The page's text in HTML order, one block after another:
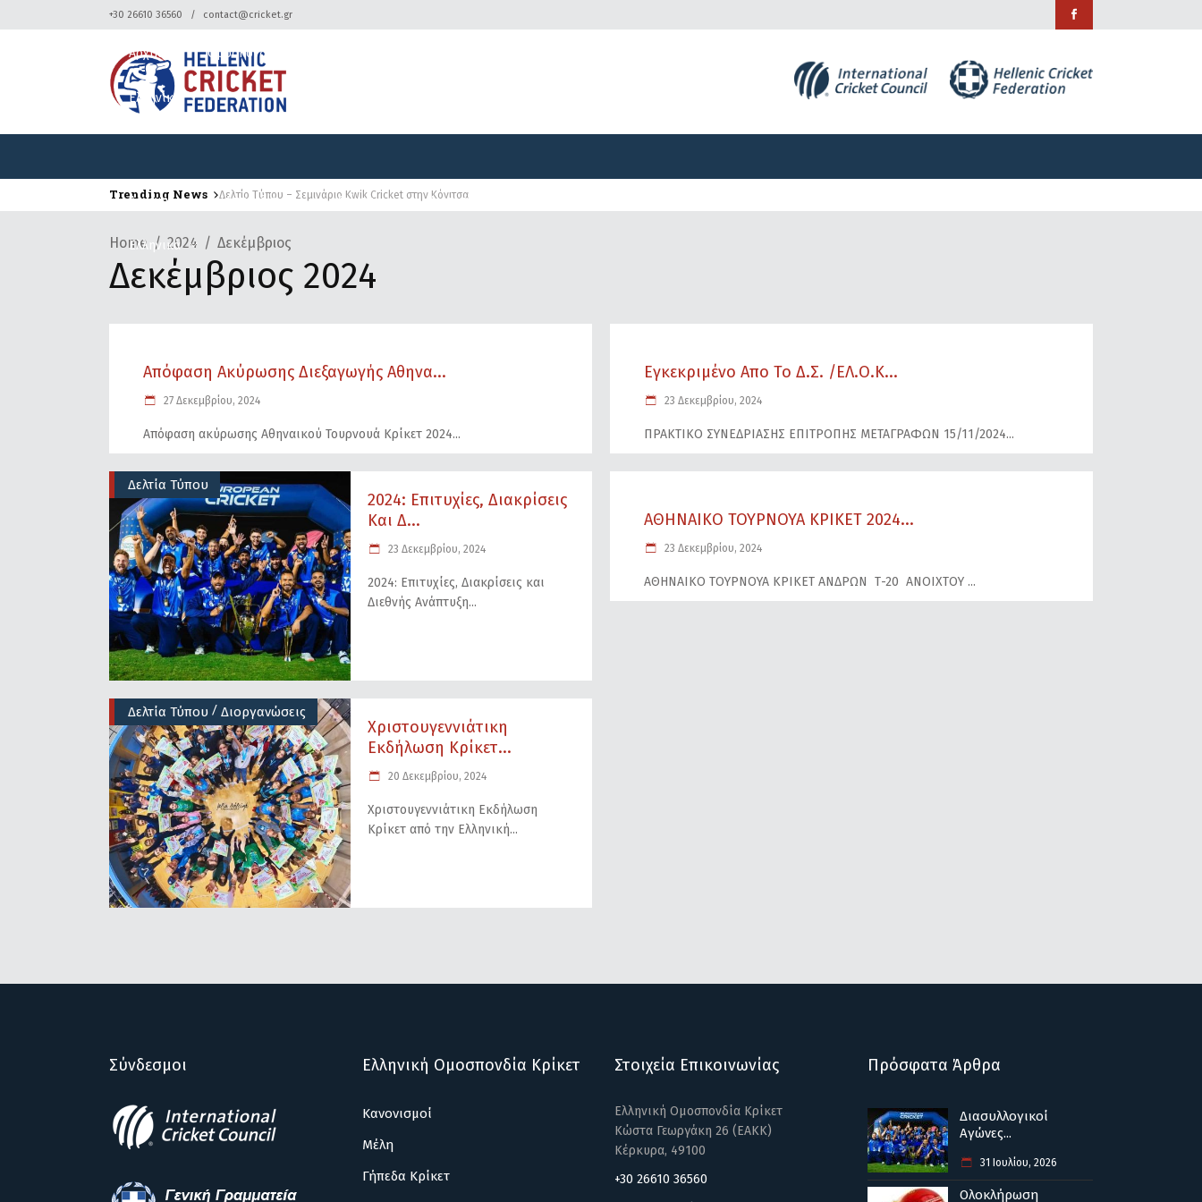
+30 26610 36560 contact@cricket.gr
Αρχική Ομοσπονδία Κρίκετ Διοργανώσεις
Ελληνικά
Αρχική Ομοσπονδία
Ελληνικά
Trending News Δελτίο Τύπου – Σεμινάριο Kwik Cricket στην Κόνιτσα
Home 2024 Δεκέμβριος
Δεκέμβριος 2024
Απόφαση Ακύρωσης Διεξαγωγής Αθηνα...
27 Δεκεμβρίου, 2024
Aπόφαση ακύρωσης Αθηναικού Τουρνουά Κρίκετ 2024
Εγκεκριμένο Απο Το Δ.Σ. /ΕΛ.Ο.Κ...
23 Δεκεμβρίου, 2024
ΠΡΑΚΤΙΚΟ ΣΥΝΕΔΡΙΑΣΗΣ ΕΠΙΤΡΟΠΗΣ ΜΕΤΑΓΡΑΦΩΝ 15/11/2024
Δελτία Τύπου
2024: Επιτυχίες, Διακρίσεις
Και Δ...
23 Δεκεμβρίου, 2024
2024: Επιτυχίες, Διακρίσεις και
Διεθνής Ανάπτυξη
ΑΘΗΝΑΙΚΟ ΤΟΥΡΝΟΥΑ ΚΡΙΚΕΤ 2024...
23 Δεκεμβρίου, 2024
ΑΘΗΝΑΙΚΟ ΤΟΥΡΝΟΥΑ ΚΡΙΚΕΤ ΑΝΔΡΩΝ Τ-20 ΑΝΟΙΧΤΟΥ
Δελτία Τύπου / Διοργανώσεις
Χριστουγεννιάτικη
Εκδήλωση Κρίκετ...
20 Δεκεμβρίου, 2024
Χριστουγεννιάτικη Εκδήλωση
Κρίκετ από την Ελληνική
Σύνδεσμοι Ελληνική Ομοσπονδία Κρίκετ
Κανονισμοί
Μέλη
Γήπεδα Κρίκετ
Στοιχεία Επικοινωνίας
Ελληνική Ομοσπονδία Κρίκετ
Κώστα Γεωργάκη 26 (ΕΑΚΚ)
Κέρκυρα, 49100
+30 26610 36560
Πρόσφατα Άρθρα
Διασυλλογικοί
Αγώνες...
31 Ιουλίου, 2026
Ολοκλήρωση